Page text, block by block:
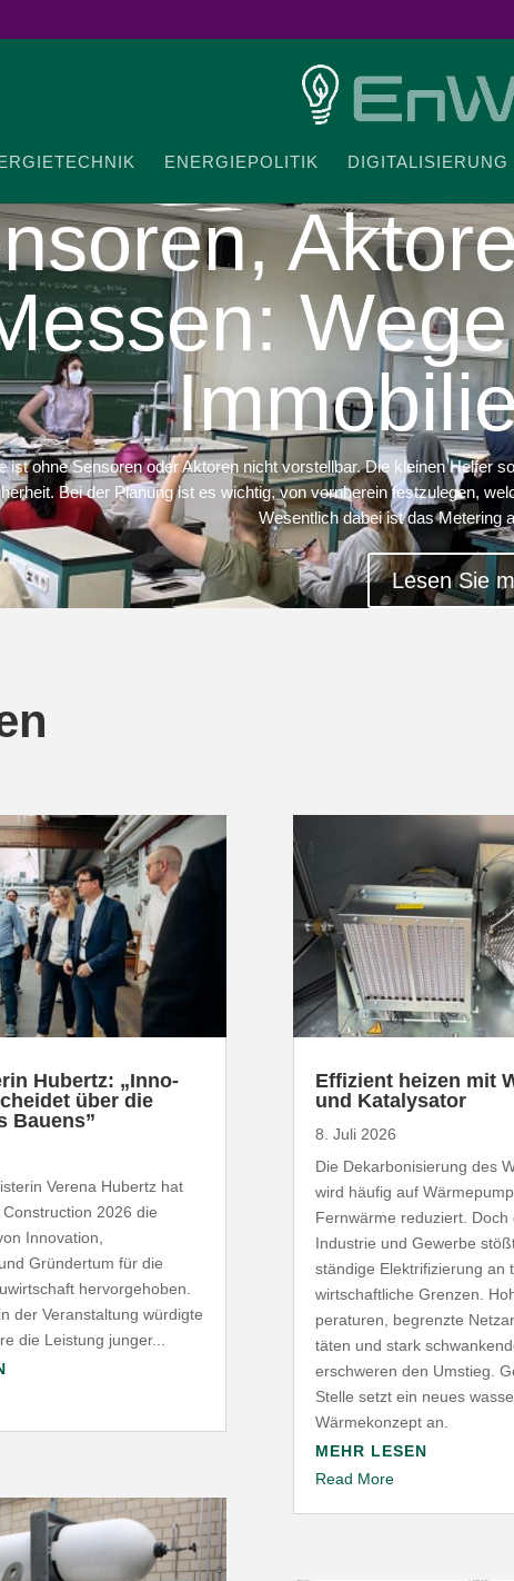
ENER­GIE­PO­LITIK DIGI­TA­LI­SIERUNG
ist ohne Sensoren oder Aktoren nicht vorstellbar. Die kleinen Helfer
Bei der Planung ist es wichtig, von vorn­herein fest­zu­legen,
Wesentlich dabei ist das Metering
Lesen Sie
Hubertz: „Inno­
über die
Bauens”
Verena Hubertz hat
2026 die
Innovation,
Gründertum für die
hervorgehoben.
der Veranstaltung würdigte
die Leistung junger...
Effizient heizen mit
und Katalysator
8. Juli 2026
Die Dekar­bo­ni­sierung des
wird häufig auf
Fernwärme reduziert. Doch
Industrie und Gewerbe
ständige Elek­tri­fi­zierung an
wirt­schaft­liche Grenzen.
pe­ra­turen, begrenzte
täten und stark
erschweren den Umstieg.
Stelle setzt ein neues
Wärme­konzept an.
MEHR LESEN
Read More